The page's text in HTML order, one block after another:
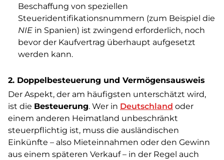
Beschaffung von speziellen
Steueridentifikationsnummern (zum Beispiel die
NIE in Spanien) ist zwingend erforderlich, noch
bevor der Kaufvertrag überhaupt aufgesetzt
werden kann.
2. Doppelbesteuerung und Vermögensausweis
Der Aspekt, der am häufigsten unterschätzt wird,
ist die Besteuerung. Wer in Deutschland oder
einem anderen Heimatland unbeschränkt
steuerpflichtig ist, muss die ausländischen
Einkünfte – also Mieteinnahmen oder den Gewinn
aus einem späteren Verkauf – in der Regel auch